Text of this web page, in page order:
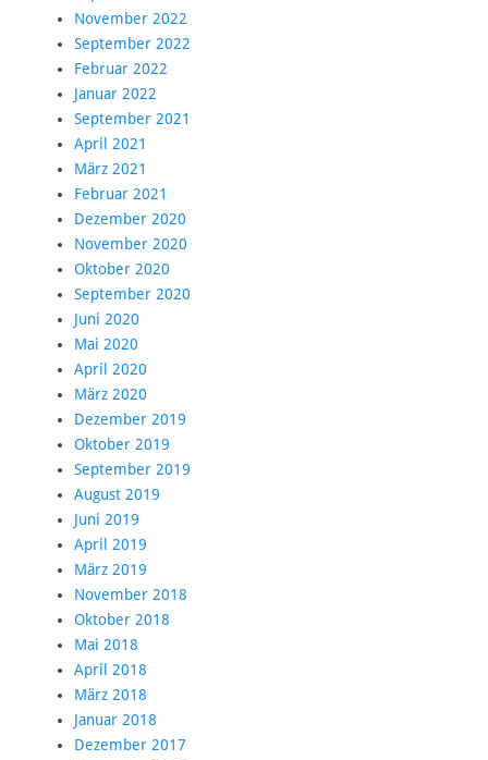
November 2022
September 2022
Februar 2022
Januar 2022
September 2021
April 2021
März 2021
Februar 2021
Dezember 2020
November 2020
Oktober 2020
September 2020
Juni 2020
Mai 2020
April 2020
März 2020
Dezember 2019
Oktober 2019
September 2019
August 2019
Juni 2019
April 2019
März 2019
November 2018
Oktober 2018
Mai 2018
April 2018
März 2018
Januar 2018
Dezember 2017